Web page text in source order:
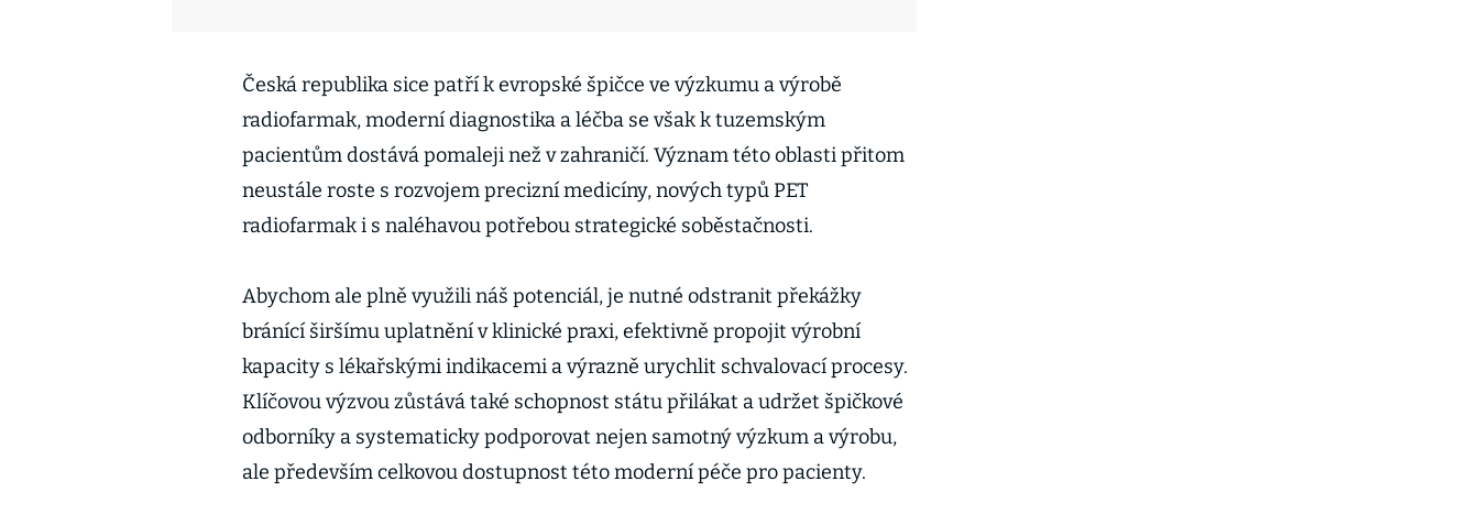
Česká republika sice patří k evropské špičce ve výzkumu a výrobě
radiofarmak, moderní diagnostika a léčba se však k tuzemským
pacientům dostává pomaleji než v zahraničí. Význam této oblasti přitom
neustále roste s rozvojem precizní medicíny, nových typů PET
radiofarmak i s naléhavou potřebou strategické soběstačnosti.
Abychom ale plně využili náš potenciál, je nutné odstranit překážky
bránící širšímu uplatnění v klinické praxi, efektivně propojit výrobní
kapacity s lékařskými indikacemi a výrazně urychlit schvalovací procesy.
Klíčovou výzvou zůstává také schopnost státu přilákat a udržet špičkové
odborníky a systematicky podporovat nejen samotný výzkum a výrobu,
ale především celkovou dostupnost této moderní péče pro pacienty.